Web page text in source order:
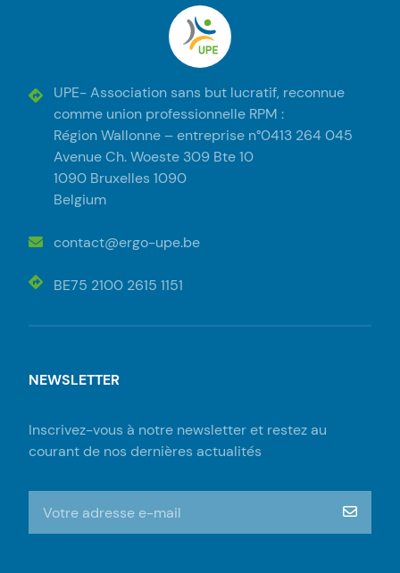
UPE
UPE- Association sans but lucratif, reconnue
comme union professionnelle RPM :
Région Wallonne – entreprise n°0413 264 045
Avenue Ch. Woeste 309 Bte 10
1090 Bruxelles 1090
Belgium
contact@ergo-upe.be
BE75 2100 2615 1151
NEWSLETTER
Inscrivez-vous à notre newsletter et restez au
courant de nos dernières actualités